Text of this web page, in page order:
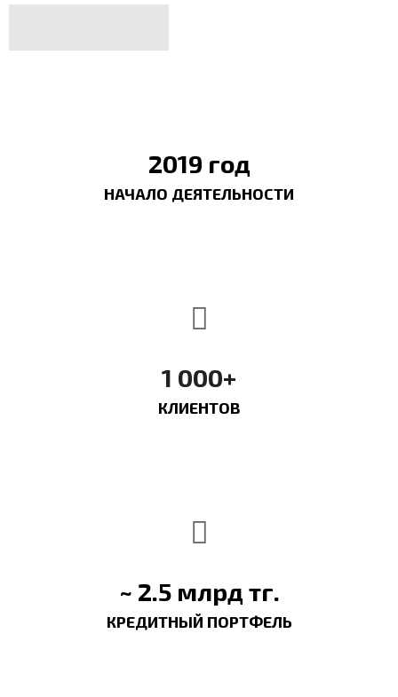
2019 год
НАЧАЛО ДЕЯТЕЛЬНОСТИ
1 000+
КЛИЕНТОВ
~ 2.5 млрд тг.
КРЕДИТНЫЙ ПОРТФЕЛЬ